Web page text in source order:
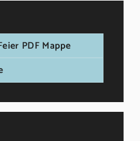
PDF Mappe